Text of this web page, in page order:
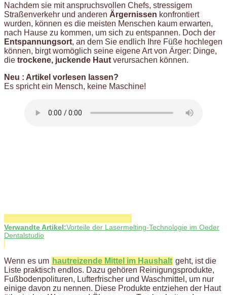
Nachdem sie mit anspruchsvollen Chefs, stressigem
Straßenverkehr und anderen Ärgernissen konfrontiert
wurden, können es die meisten Menschen kaum erwarten,
nach Hause zu kommen, um sich zu entspannen. Doch der
Entspannungsort, an dem Sie endlich Ihre Füße hochlegen
können, birgt womöglich seine eigene Art von Ärger: Dinge,
die trockene, juckende Haut verursachen können.
Neu : Artikel vorlesen lassen?
Es spricht ein Mensch, keine Maschine!
Verwandte Artikel:Vorteile der Lasermelting-Technologie im Oeder
Dentalstudio
Wenn es um hautreizende Mittel im Haushalt geht, ist die
Liste praktisch endlos. Dazu gehören Reinigungsprodukte,
Fußbodenpolituren, Lufterfrischer und Waschmittel, um nur
einige davon zu nennen. Diese Produkte entziehen der Haut